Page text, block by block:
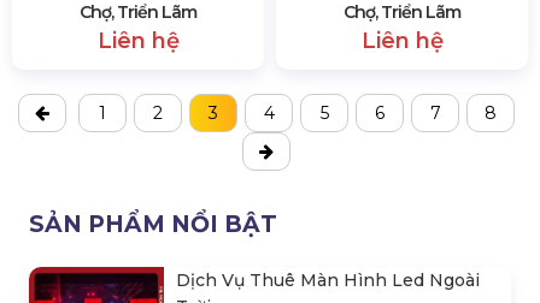
Chợ, Triển Lãm
Liên hệ
Chợ, Triển Lãm
Liên hệ
1 2 3 4 5 6 7 8
SẢN PHẨM NỔI BẬT
Dịch Vụ Thuê Màn Hình Led Ngoài